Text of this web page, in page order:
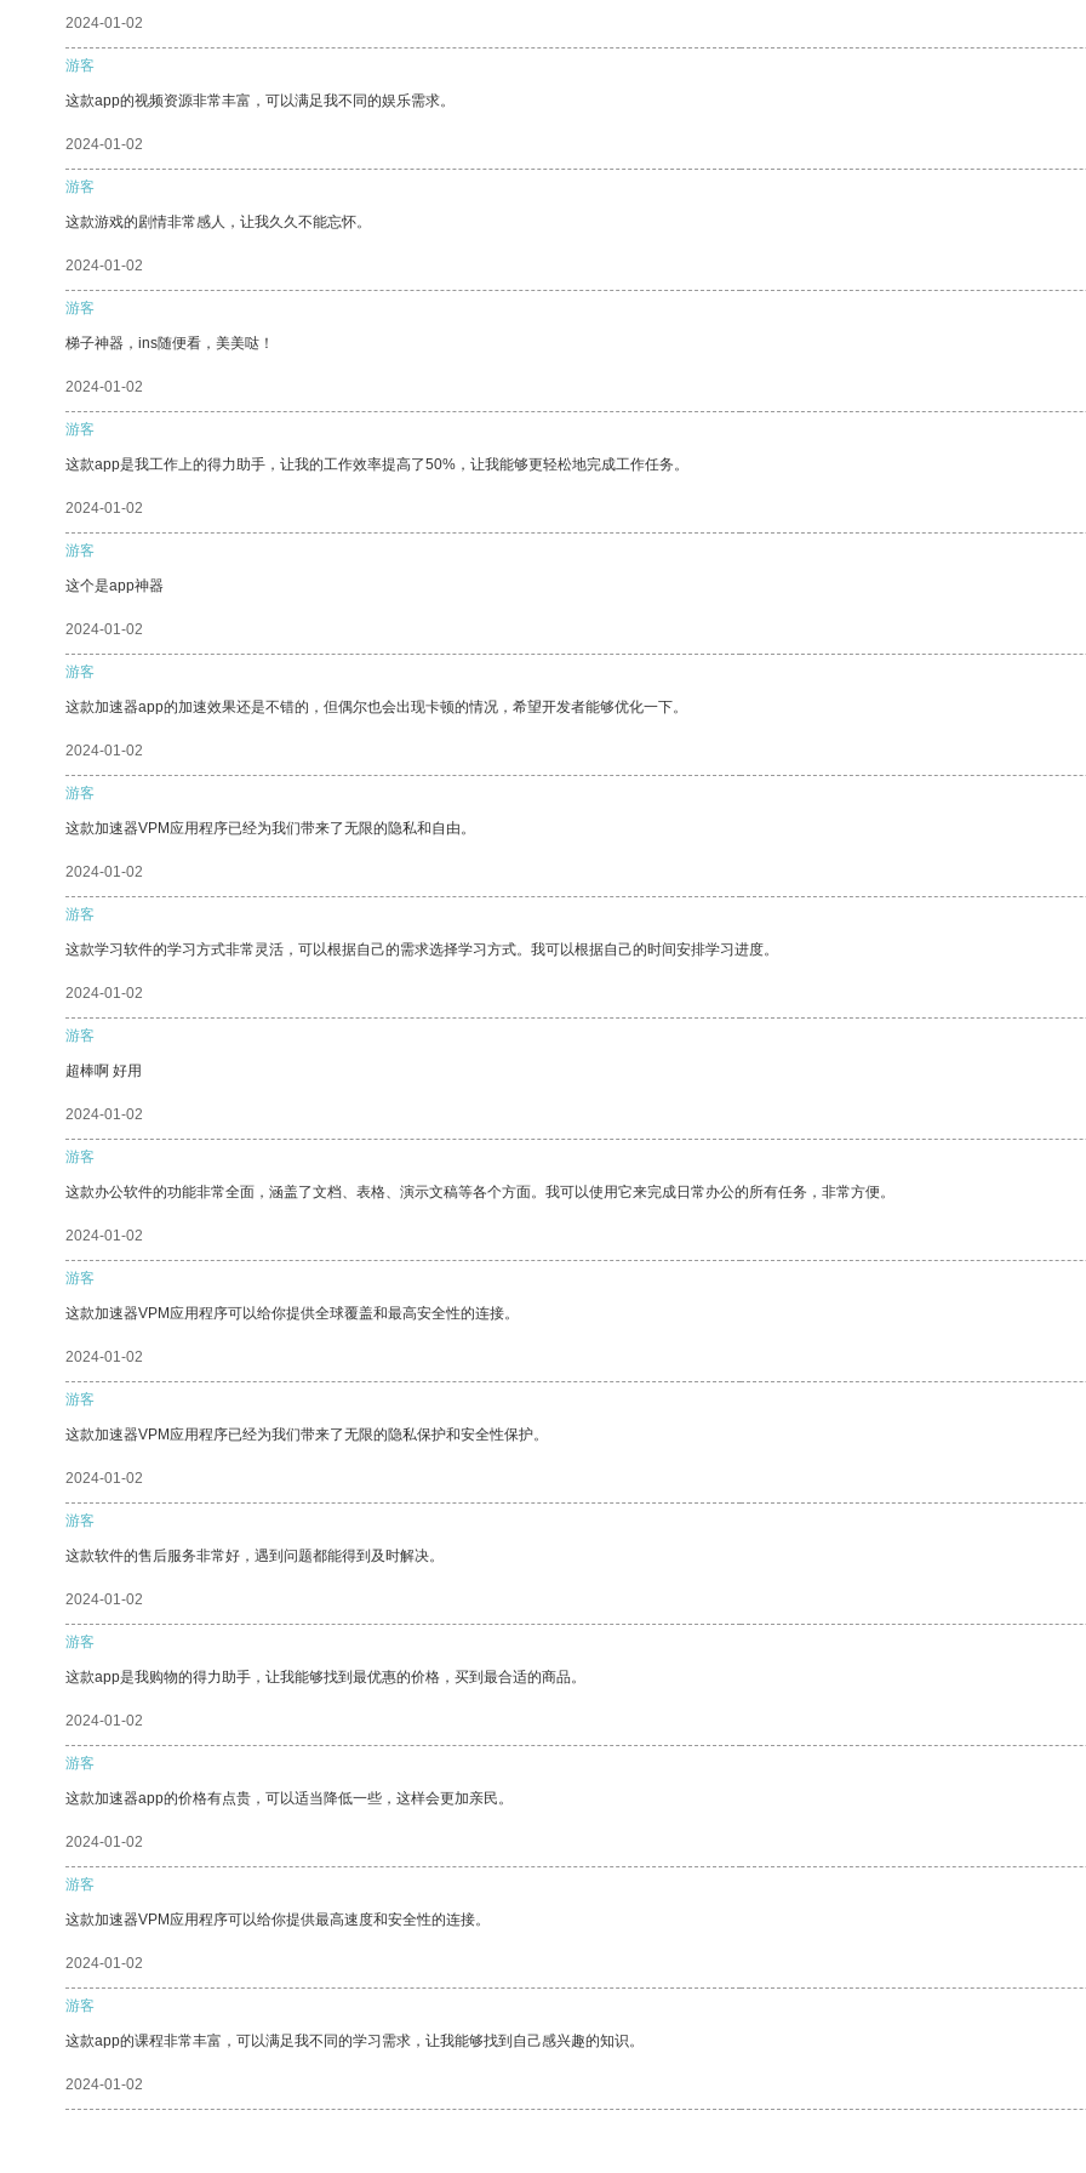
2024-01-02
游客
这款app的视频资源非常丰富，可以满足我不同的娱乐需求。
2024-01-02
游客
这款游戏的剧情非常感人，让我久久不能忘怀。
2024-01-02
游客
梯子神器，ins随便看，美美哒！
2024-01-02
游客
这款app是我工作上的得力助手，让我的工作效率提高了50%，让我能够更轻松地完成工作任务。
2024-01-02
游客
这个是app神器
2024-01-02
游客
这款加速器app的加速效果还是不错的，但偶尔也会出现卡顿的情况，希望开发者能够优化一下。
2024-01-02
游客
这款加速器VPM应用程序已经为我们带来了无限的隐私和自由。
2024-01-02
游客
这款学习软件的学习方式非常灵活，可以根据自己的需求选择学习方式。我可以根据自己的时间安排学习进度。
2024-01-02
游客
超棒啊 好用
2024-01-02
游客
这款办公软件的功能非常全面，涵盖了文档、表格、演示文稿等各个方面。我可以使用它来完成日常办公的所有任务，非常方便。
2024-01-02
游客
这款加速器VPM应用程序可以给你提供全球覆盖和最高安全性的连接。
2024-01-02
游客
这款加速器VPM应用程序已经为我们带来了无限的隐私保护和安全性保护。
2024-01-02
游客
这款软件的售后服务非常好，遇到问题都能得到及时解决。
2024-01-02
游客
这款app是我购物的得力助手，让我能够找到最优惠的价格，买到最合适的商品。
2024-01-02
游客
这款加速器app的价格有点贵，可以适当降低一些，这样会更加亲民。
2024-01-02
游客
这款加速器VPM应用程序可以给你提供最高速度和安全性的连接。
2024-01-02
游客
这款app的课程非常丰富，可以满足我不同的学习需求，让我能够找到自己感兴趣的知识。
2024-01-02